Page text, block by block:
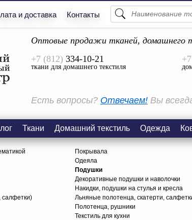
и доставка Контакты
Оптовые продажи тканей, домашнего
+7 (812) 334-10-21
ткани для домашнего текстиля
Есть вопросы? Отвечаем! Вы
Ткани Домашний текстиль Одежда
салфетки)
Покрывала
Одеяла
Подушки
Декоративные подушки и наволочки
Накидки, подушки на стулья и кресла
Льняные полотенца, скатерти,
Полотенца, рушники
Текстиль для кухни